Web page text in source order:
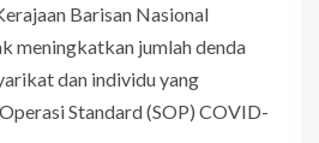
Barisan Nasional
meningkatkan jumlah denda
dan individu yang
Standard (SOP) COVID-